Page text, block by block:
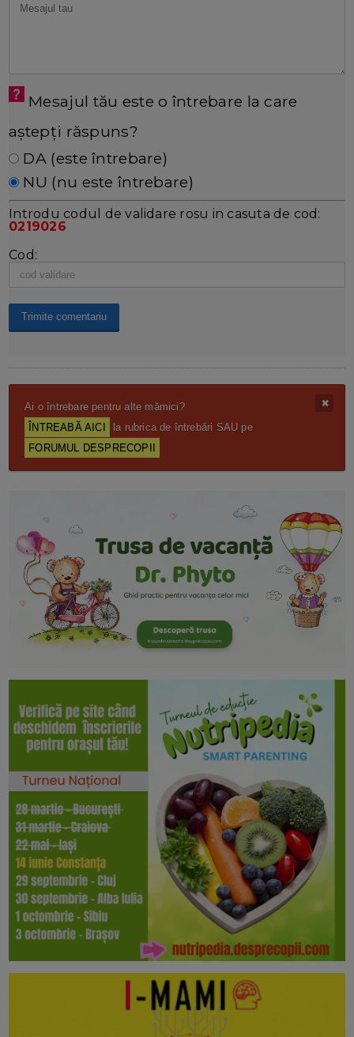
Mesajul tău este o întrebare la care
aștepți răspuns?
DA (este întrebare)
NU (nu este întrebare)
Introdu codul de validare rosu in casuta de cod:
0219026
Cod:
Ai o întrebare pentru alte mămici?
ÎNTREABĂ AICI
la rubrica de întrebări SAU pe
FORUMUL DESPRECOPII